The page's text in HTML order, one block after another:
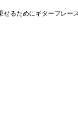
るためにギターフレー